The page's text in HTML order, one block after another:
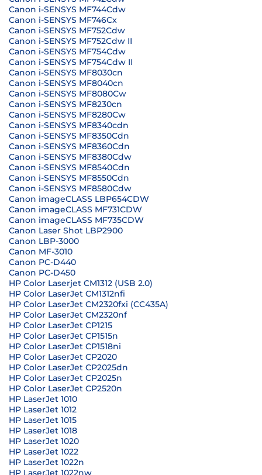
Canon i-SENSYS MF744Cdw
Canon i-SENSYS MF746Cx
Canon i-SENSYS MF752Cdw
Canon i-SENSYS MF752Cdw II
Canon i-SENSYS MF754Cdw
Canon i-SENSYS MF754Cdw II
Canon i-SENSYS MF8030cn
Canon i-SENSYS MF8040cn
Canon i-SENSYS MF8080Cw
Canon i-SENSYS MF8230cn
Canon i-SENSYS MF8280Cw
Canon i-SENSYS MF8340cdn
Canon i-SENSYS MF8350Cdn
Canon i-SENSYS MF8360Cdn
Canon i-SENSYS MF8380Cdw
Canon i-SENSYS MF8540Cdn
Canon i-SENSYS MF8550Cdn
Canon i-SENSYS MF8580Cdw
Canon imageCLASS LBP654CDW
Canon imageCLASS MF731CDW
Canon imageCLASS MF735CDW
Canon Laser Shot LBP2900
Canon LBP-3000
Canon MF-3010
Canon PC-D440
Canon PC-D450
HP Color Laserjet CM1312 (USB 2.0)
HP Color LaserJet CM1312nfi
HP Color LaserJet CM2320fxi (CC435A)
HP Color LaserJet CM2320nf
HP Color LaserJet CP1215
HP Color LaserJet CP1515n
HP Color LaserJet CP1518ni
HP Color LaserJet CP2020
HP Color LaserJet CP2025dn
HP Color LaserJet CP2025n
HP Color LaserJet CP2520n
HP LaserJet 1010
HP LaserJet 1012
HP LaserJet 1015
HP LaserJet 1018
HP LaserJet 1020
HP LaserJet 1022
HP LaserJet 1022n
HP LaserJet 1022nw